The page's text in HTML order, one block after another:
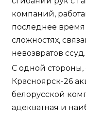
компаний,
последнее
сложностях,
невозвратов ссуд.
С одной
Красноярск-26
белорусской
адекватная и